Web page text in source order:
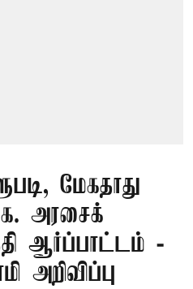
மேகதாது
அரசைக்
ஆர்ப்பாட்டம் -
அறிவிப்பு